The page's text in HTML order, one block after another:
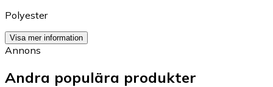
Polyester
Visa mer information
Annons
Andra populära produkter